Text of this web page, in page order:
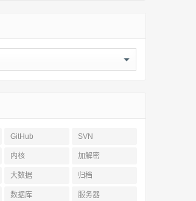
GitHub SVN
内核 加解密
大数据 归档
数据库 服务器